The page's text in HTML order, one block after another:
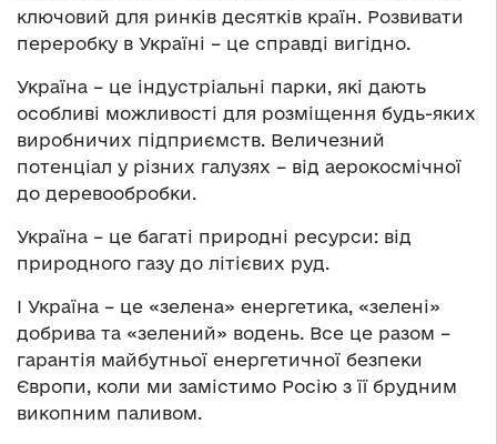
ключовий для ринків десятків країн. Розвивати
переробку в Україні – це справді вигідно.
Україна – це індустріальні парки, які дають
особливі можливості для розміщення будь-яких
виробничих підприємств. Величезний
потенціал у різних галузях – від аерокосмічної
до деревообробки.
Україна – це багаті природні ресурси: від
природного газу до літієвих руд.
І Україна – це «зелена» енергетика, «зелені»
добрива та «зелений» водень. Все це разом –
гарантія майбутньої енергетичної безпеки
Європи, коли ми замістимо Росію з її брудним
викопним паливом.